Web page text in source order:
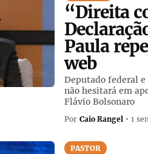
“Direita
Paula
web
Deputado federal
não hesitará em
Flávio Bolsonaro
PorCaio Rangel • 1
PASTOR